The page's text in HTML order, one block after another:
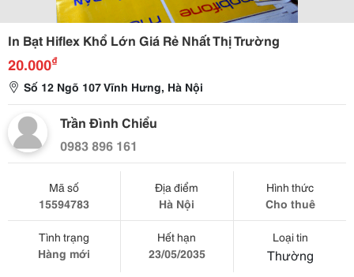
In Bạt Hiflex Khổ Lớn Giá Rẻ Nhất Thị Trường
20.000₫
Số 12 Ngõ 107 Vĩnh Hưng, Hà Nội
Trần Đình Chiểu
0983 896 161
Mã số
15594783
Địa điểm
Hà Nội
Hình thức
Cho thuê
Tình trạng
Hàng mới
Hết hạn
23/05/2035
Loại tin
Thường